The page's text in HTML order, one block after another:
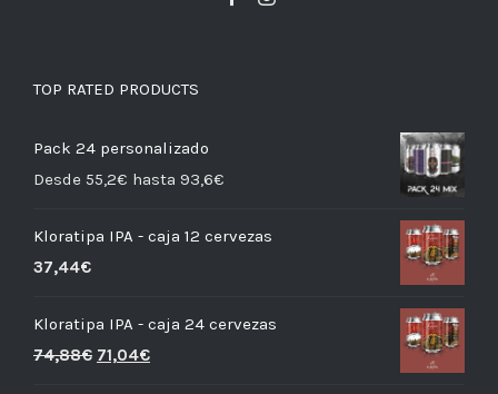
TOP RATED PRODUCTS
Pack 24 personalizado
Desde 55,2€ hasta 93,6€
Kloratipa IPA - caja 12 cervezas
37,44€
Kloratipa IPA - caja 24 cervezas
74,88€ 71,04€